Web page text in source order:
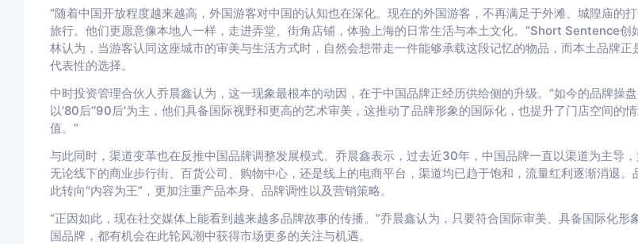
“随着中国开放程度越来越高，外国游客对中国的认知也在深化。现在的外国游客，不再满足于外滩、城隍庙的
旅行。他们更愿意像本地人一样，走进弄堂、街角店铺，体验上海的日常生活与本土文化。”Short Sentence创
林认为，当游客认同这座城市的审美与生活方式时，自然会想带走一件能够承载这段记忆的物品，而本土品牌正
代表性的选择。
中时投资管理合伙人乔晨鑫认为，这一现象最根本的动因，在于中国品牌正经历供给侧的升级。“如今的品牌操
以‘80后’‘90后’为主，他们具备国际视野和更高的艺术审美，这推动了品牌形象的国际化，也提升了门店空间的
值。”
与此同时，渠道变革也在反推中国品牌调整发展模式。乔晨鑫表示，过去近30年，中国品牌一直以渠道为主导
无论线下的商业步行街、百货公司、购物中心，还是线上的电商平台，渠道均已趋于饱和，流量红利逐渐消退。
此转向“内容为王”，更加注重产品本身、品牌调性以及营销策略。
“正因如此，现在社交媒体上能看到越来越多品牌故事的传播。”乔晨鑫认为，只要符合国际审美、具备国际化形
国品牌，都有机会在此轮风潮中获得市场更多的关注与机遇。